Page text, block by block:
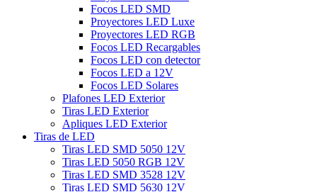
Focos LED SMD
Proyectores LED Luxe
Proyectores LED RGB
Focos LED Recargables
Focos LED con detector
Focos LED a 12V
Focos LED Solares
Plafones LED Exterior
Tiras LED Exterior
Apliques LED Exterior
Tiras de LED
Tiras LED SMD 5050 12V
Tiras LED 5050 RGB 12V
Tiras LED SMD 3528 12V
Tiras LED SMD 5630 12V